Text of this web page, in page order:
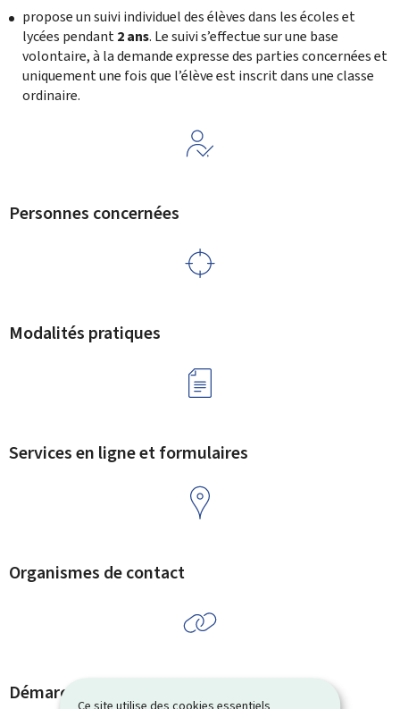
Ce site utilise des cookies essentiels
propose un suivi individuel des élèves dans les écoles et
lycées pendant2 ans. Le suivi s’effectue sur une base
volontaire, à la demande expresse des parties concernées et
uniquement une fois que l’élève est inscrit dans une classe
ordinaire.
Personnes concernées
Modalités pratiques
Services en ligne et formulaires
Organismes de contact
Démarches et liens associés